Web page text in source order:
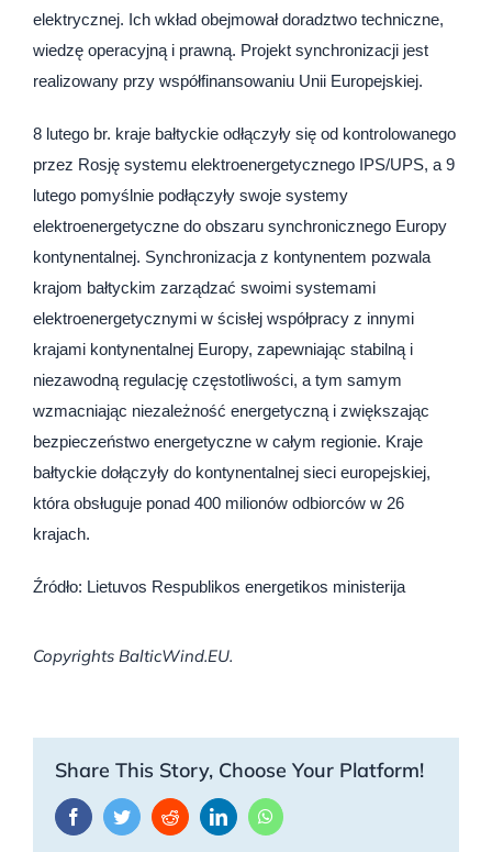
elektrycznej. Ich wkład obejmował doradztwo techniczne,
wiedzę operacyjną i prawną. Projekt synchronizacji jest
realizowany przy współfinansowaniu Unii Europejskiej.
8 lutego br. kraje bałtyckie odłączyły się od kontrolowanego
przez Rosję systemu elektroenergetycznego IPS/UPS, a 9
lutego pomyślnie podłączyły swoje systemy
elektroenergetyczne do obszaru synchronicznego Europy
kontynentalnej. Synchronizacja z kontynentem pozwala
krajom bałtyckim zarządzać swoimi systemami
elektroenergetycznymi w ścisłej współpracy z innymi
krajami kontynentalnej Europy, zapewniając stabilną i
niezawodną regulację częstotliwości, a tym samym
wzmacniając niezależność energetyczną i zwiększając
bezpieczeństwo energetyczne w całym regionie. Kraje
bałtyckie dołączyły do kontynentalnej sieci europejskiej,
która obsługuje ponad 400 milionów odbiorców w 26
krajach.
Źródło: Lietuvos Respublikos energetikos ministerija
Copyrights BalticWind.EU.
Share This Story, Choose Your Platform!
FacebookTwitterRedditLinkedInWhatsApp